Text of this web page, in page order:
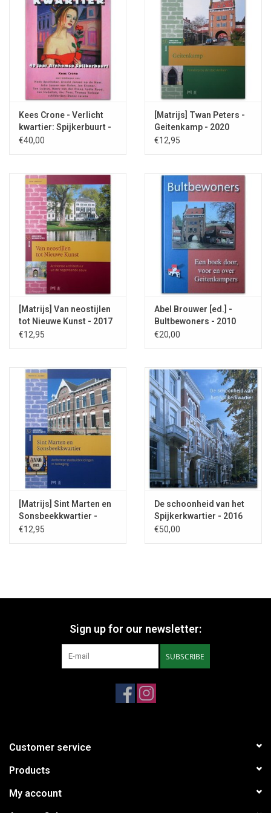
Kees Crone - Verlicht
kwartier: Spijkerbuurt -
2003
€40,00
[Matrijs] Twan Peters -
Geitenkamp - 2020
€12,95
[Matrijs] Van neostijlen
tot Nieuwe Kunst - 2017
€12,95
Abel Brouwer [ed.] -
Bultbewoners - 2010
€20,00
[Matrijs] Sint Marten en
Sonsbeekkwartier -
2017
€12,95
De schoonheid van het
Spijkerkwartier - 2016
€50,00
Sign up for our newsletter:
SUBSCRIBE
Customer service
Products
My account